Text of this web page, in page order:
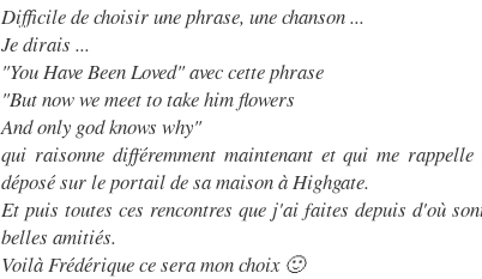
Difficile de choisir une phrase, une chanson ...
Je dirais ...
"You Have Been Loved" avec cette phrase
"But now we meet to take him flowers
And only god knows why"
qui raisonne différemment maintenant et qui me rappelle
déposé sur le portail de sa maison à Highgate.
Et puis toutes ces rencontres que j'ai faites depuis d'où
belles amitiés.
Voilà Frédérique ce sera mon choix 🙂